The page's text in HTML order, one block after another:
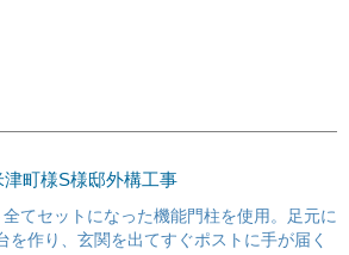
町様S様邸外構工事
てセットになった機能門柱を使用。足元に
を作り、玄関を出てすぐポストに手が届く